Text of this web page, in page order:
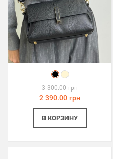
3 300.00 грн
2 390.00 грн
В КОРЗИНУ